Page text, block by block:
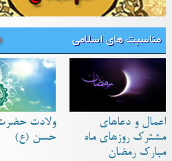
مناسبت های اسلامی
اعمال و دعاهای
مشترک روزهای ماه
مبارک رمضان
ولادت حضرت
حسن (ع)